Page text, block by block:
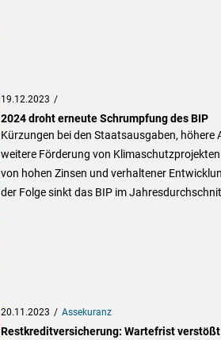
19.12.2023
2024 droht erneute Schrumpfung des BIP
Kürzungen bei den Staatsausgaben, höhere
weitere Förderung von
von hohen Zinsen und verhaltener
der Folge sinkt das BIP im
20.11.2023 Assekuranz
Restkreditversicherung: Wartefrist verstößt